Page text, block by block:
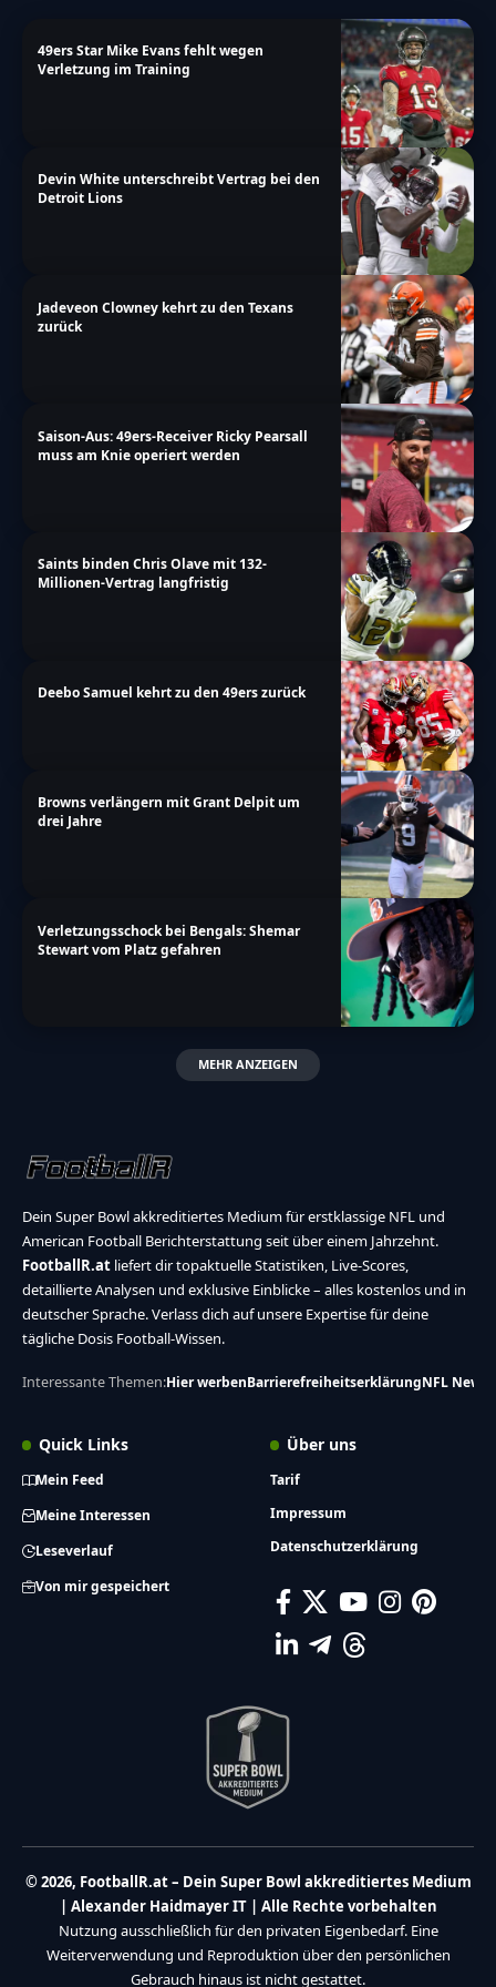
allowed-by-limit":"Abstimmen nicht
m\u00f6glich","thank-you":"TOUCHDOWN!!!
Vielen Dank f\u00fcr deine Teilnahme!","too-
many-chars-for-custom-field":"Text for
{custom_field_name} is too long"},"results":
{"single-vote":"Stimme","multiple-
a-more\/nfl\/rb-nick-chubb-benoetigt-
49ers Star Mike Evans fehlt wegen
Verletzung im Training
Devin White unterschreibt Vertrag bei den
Detroit Lions
Jadeveon Clowney kehrt zu den Texans
zurück
Saison-Aus: 49ers-Receiver Ricky Pearsall
muss am Knie operiert werden
Saints binden Chris Olave mit 132-
Millionen-Vertrag langfristig
Deebo Samuel kehrt zu den 49ers zurück
Browns verlängern mit Grant Delpit um
drei Jahre
Verletzungsschock bei Bengals: Shemar
Stewart vom Platz gefahren
MEHR ANZEIGEN
Dein Super Bowl akkreditiertes Medium für erstklassige NFL und
American Football Berichterstattung seit über einem Jahrzehnt.
FootballR.at liefert dir topaktuelle Statistiken, Live-Scores,
detaillierte Analysen und exklusive Einblicke – alles kostenlos und in
deutscher Sprache. Verlass dich auf unsere Expertise für deine
tägliche Dosis Football-Wissen.
Interessante Themen:Hier werbenBarrierefreiheitserklärungNFL News
Quick Links
Mein Feed
Meine Interessen
Leseverlauf
Von mir gespeichert
Über uns
Tarif
Impressum
Datenschutzerklärung
© 2026, FootballR.at – Dein Super Bowl akkreditiertes Medium
| Alexander Haidmayer IT | Alle Rechte vorbehalten
Nutzung ausschließlich für den privaten Eigenbedarf. Eine
Weiterverwendung und Reproduktion über den persönlichen
Gebrauch hinaus ist nicht gestattet.